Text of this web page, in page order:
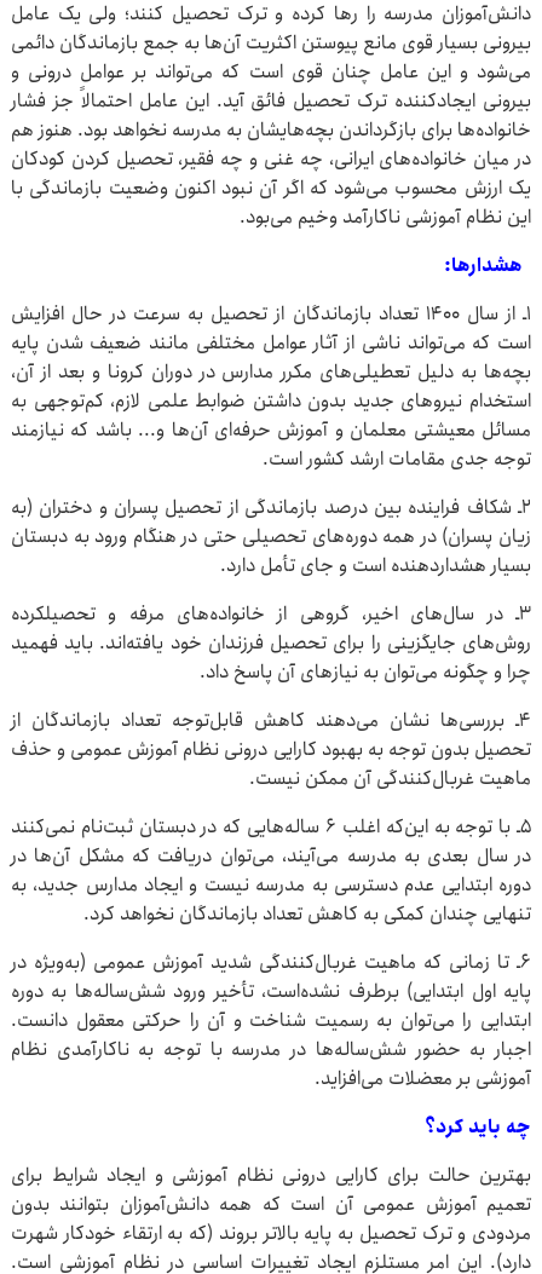
دانش‌آموزان مدرسه را رها کرده و ترک ‌تحصیل کنند؛ ولی یک عامل
بیرونی بسیار قوی مانع پیوستن اکثریت آن‌ها به جمع بازماندگان دائمی
می‌شود و این عامل چنان قوی است که می‌تواند بر عوامل درونی و
بیرونی ایجادکننده ترک تحصیل فائق آید. این عامل احتمالاً جز فشار
خانواده‌ها برای بازگرداندن بچه‌هایشان به مدرسه نخواهد بود. هنوز هم
در میان خانواده‌های ایرانی، چه غنی و چه فقیر، تحصیل کردن کودکان
یک ارزش محسوب می‌شود که اگر آن نبود اکنون وضعیت بازماندگی با
این نظام آموزشی ناکارآمد وخیم می‌بود.
هشدارها:
۱ـ از سال ۱۴۰۰ تعداد بازماندگان از تحصیل به سرعت در حال افزایش
است که می‌تواند ناشی از آثار عوامل مختلفی مانند ضعیف شدن پایه
بچه‌ها به دلیل تعطیلی‌های مکرر مدارس در دوران کرونا و بعد از آن،
استخدام نیروهای جدید بدون داشتن ضوابط علمی لازم، کم‌توجهی به
مسائل معیشتی معلمان و آموزش حرفه‌ای آن‌ها و... باشد که نیازمند
توجه جدی مقامات ارشد کشور است.
۲ـ شکاف فراینده بین درصد بازماندگی از تحصیل پسران و دختران (به
زیان پسران) در همه دوره‌های تحصیلی حتی در هنگام ورود به دبستان
بسیار هشداردهنده است و جای تأمل دارد.
۳ـ در سال‌های اخیر، گروهی از خانواده‌های مرفه و تحصیلکرده
روش‌های جایگزینی را برای تحصیل فرزندان خود یافته‌اند. باید فهمید
چرا و چگونه می‌توان به نیازهای آن پاسخ داد.
۴ـ بررسی‌ها نشان می‌دهند کاهش قابل‌توجه تعداد بازماندگان از
تحصیل بدون توجه به بهبود کارایی درونی نظام آموزش عمومی و حذف
ماهیت غربال‌کنندگی آن ممکن نیست.
۵ـ با توجه به این‌که اغلب ۶ ساله‌هایی که در دبستان ثبت‌نام نمی‌کنند
در سال بعدی به مدرسه می‌آیند، می‌توان دریافت که مشکل آن‌ها در
دوره ابتدایی عدم دسترسی به مدرسه نیست و ایجاد مدارس جدید، به
تنهایی چندان کمکی به کاهش تعداد بازماندگان نخواهد کرد.
۶ـ تا زمانی که ماهیت غربال‌کنندگی شدید آموزش عمومی (به‌ویژه در
پایه اول ابتدایی) برطرف نشده‌است، تأخیر ورود شش‌ساله‌ها به دوره
ابتدایی را می‌توان به رسمیت شناخت و آن را حرکتی معقول دانست.
اجبار به حضور شش‌ساله‌ها در مدرسه با توجه به ناکارآمدی نظام
آموزشی بر معضلات می‌افزاید.
چه باید کرد؟
بهترین حالت برای کارایی درونی نظام آموزشی و ایجاد شرایط برای
تعمیم آموزش عمومی آن است که همه دانش‌آموزان بتوانند بدون
مردودی و ترک تحصیل به پایه بالاتر بروند (که به ارتقاء خودکار شهرت
دارد). این امر مستلزم ایجاد تغییرات اساسی در نظام آموزشی است.